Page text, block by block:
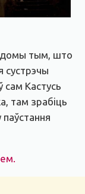
тым, што
сустрэчы
сам Кастусь
там зрабiць